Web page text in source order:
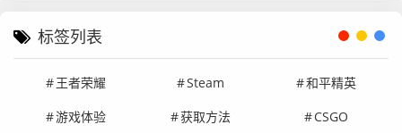
标签列表
王者荣耀 Steam
和平精英
游戏体验
获取方法 CSGO